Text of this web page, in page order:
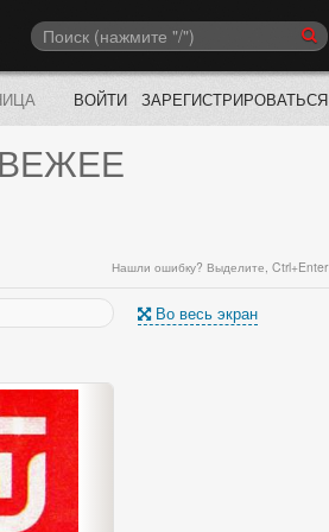
ВОЙТИ ЗАРЕГИСТРИРОВАТЬСЯ
Нашли ошибку? Выделите, Ctrl+Enter
Во весь экран